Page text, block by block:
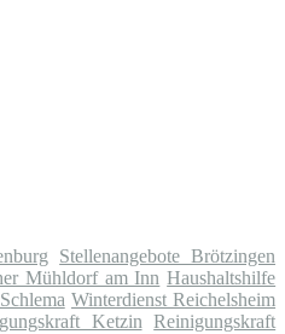
Stellenangebote Brötzingen
Mühldorf am Inn Haushaltshilfe
Winterdienst Reichelsheim
Ketzin Reinigungskraft